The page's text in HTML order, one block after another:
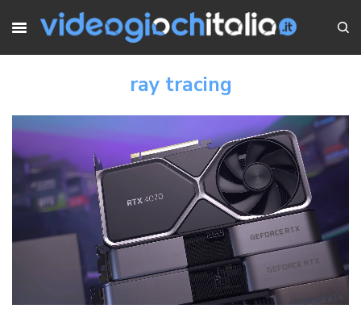
ray tracing